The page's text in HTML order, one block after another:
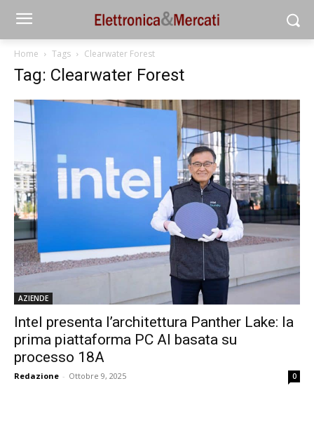
Home Tags Clearwater Forest
Tag: Clearwater Forest
AZIENDE
Intel presenta l’architettura Panther Lake: la
prima piattaforma PC AI basata su
processo 18A
Redazione - Ottobre 9, 2025 0